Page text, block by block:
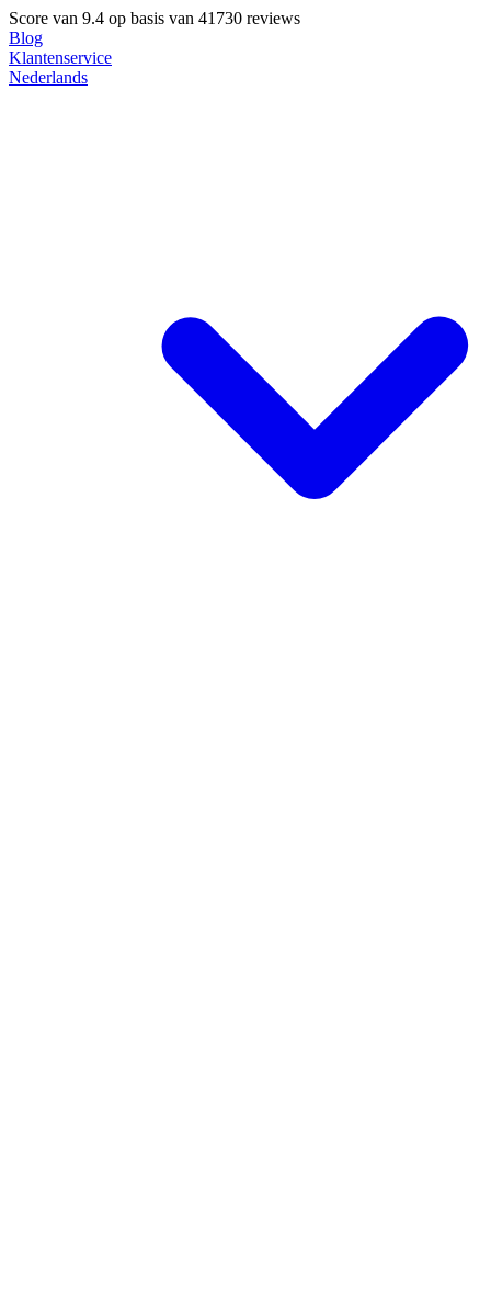
Score van 9.4 op basis van 41730 reviews
Blog
Klantenservice
Nederlands